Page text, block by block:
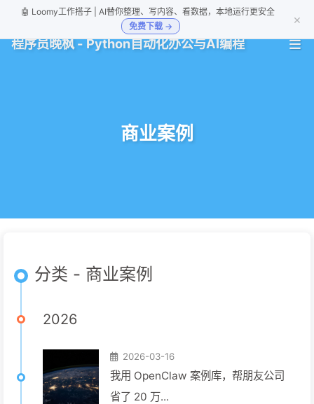
🤖 Loomy工作搭子 | AI替你整理、写内容、看数据，本地运行更安全
免费下载 →
×
程序员晚枫 - Python自动化办公与AI编程
商业案例
分类 - 商业案例
2026
2026-03-16
我用 OpenClaw 案例库，帮朋友公司
省了 20 万...